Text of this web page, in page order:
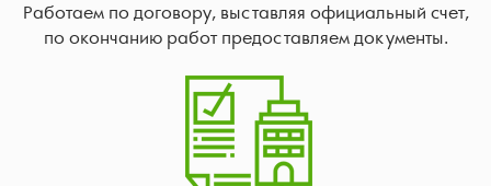
Работаем по договору, выставляя официальный счет,
по окончанию работ предоставляем документы.